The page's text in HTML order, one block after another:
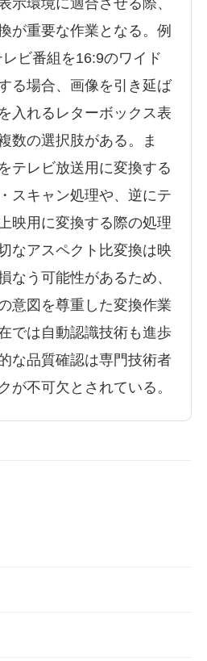
示環境に適合させる際、
が重要な作業となる。例
ビ番組を16:9のワイド
る場合、画像を引き延ば
入れるレターボックス表
数の選択肢がある。ま
テレビ放送用に変換する
スキャン処理や、逆にテ
映用に変換する際の処理
なアスペクト比変換は映
なう可能性があるため、
意図を尊重した変換作業
では自動認識技術も進歩
な品質確認は専門技術者
が不可欠とされている。